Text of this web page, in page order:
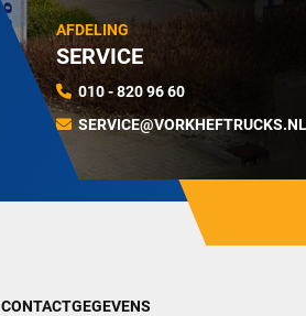
AFDELING
SERVICE
010 - 820 96 60
SERVICE@VORKHEFTRUCKS.NL
CONTACTGEGEVENS